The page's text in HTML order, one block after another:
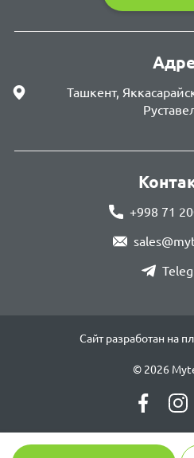
Ташкент,
+998 71
Сайт разработан на
© 2026